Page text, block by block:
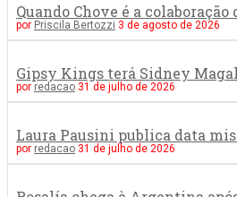
Quando Chove é a
por Priscila Bertozzi 3 de agosto de 2026
Gipsy Kings terá Sidney
por redacao 31 de julho de 2026
Laura Pausini publica data
por redacao 31 de julho de 2026